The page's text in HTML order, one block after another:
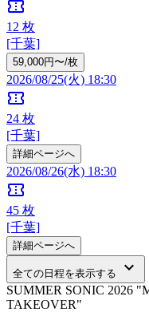
confirmation_number
12 枚
[千葉]
59,000円〜/枚
2026/08/25(火) 18:30
confirmation_number
24 枚
[千葉]
詳細ページへ
2026/08/26(水) 18:30
confirmation_number
45 枚
[千葉]
詳細ページへ
全ての日程を表示する keyboard_arrow_down
SUMMER SONIC 2026
TAKEOVER"